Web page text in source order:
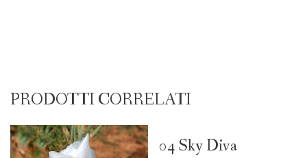
PRODOTTI CORRELATI
04 Sky Diva